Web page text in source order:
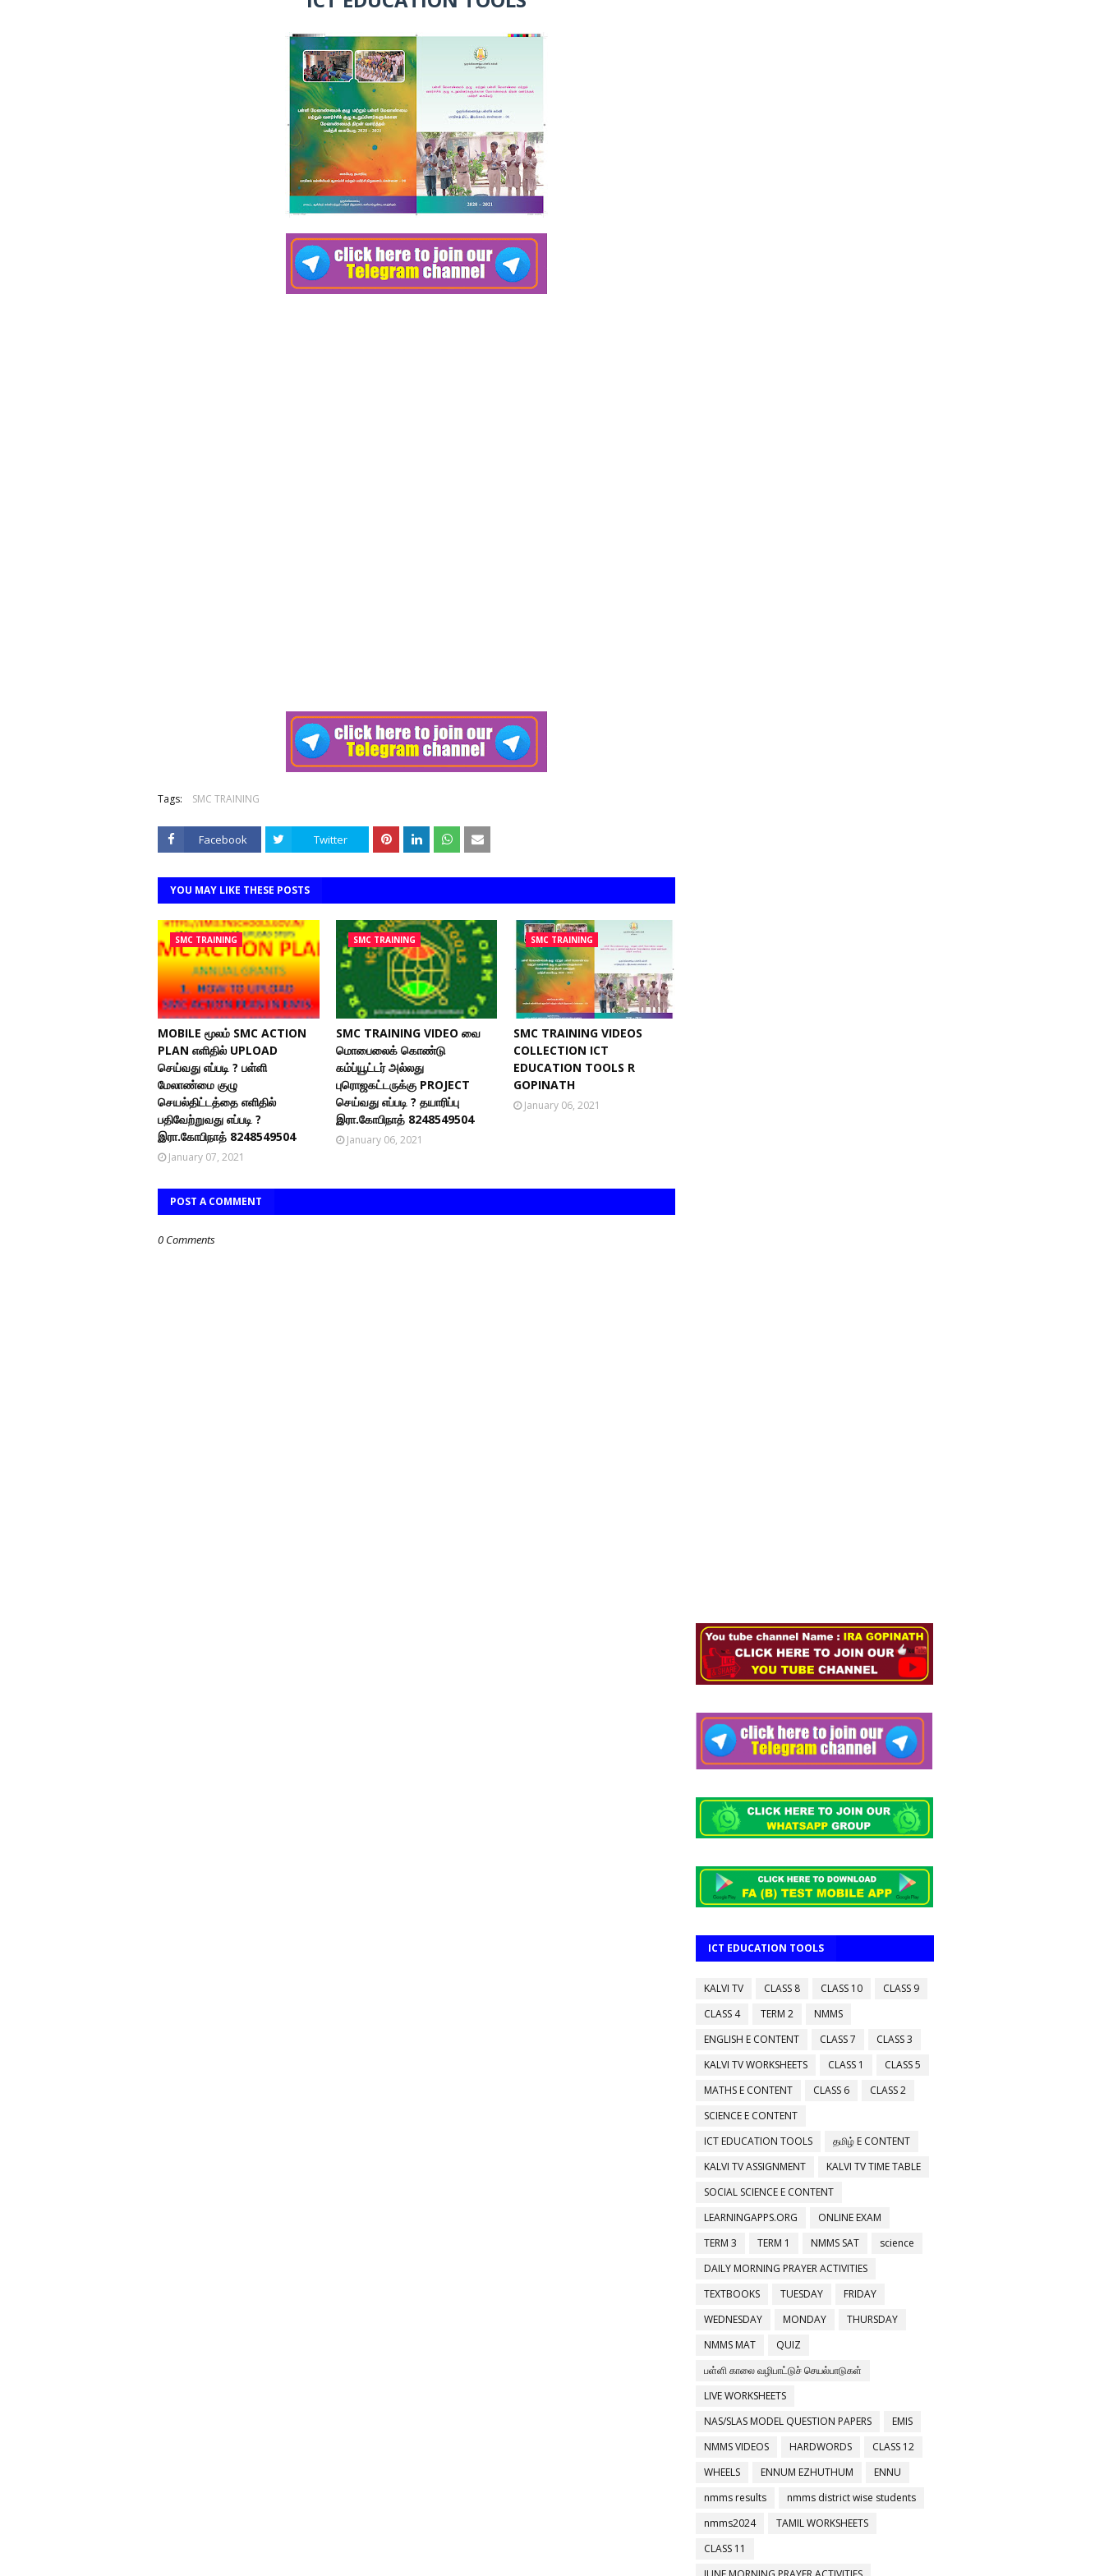
Tags: SMC TRAINING
Facebook Twitter
YOU MAY LIKE THESE POSTS
SMC TRAINING
MOBILE மூலம் SMC ACTION
PLAN எளிதில் UPLOAD
செய்வது எப்படி ? பள்ளி
மேலாண்மை குழு
செயல்திட்டத்தை எளிதில்
பதிவேற்றுவது எப்படி ?
இரா.கோபிநாத் 8248549504
January 07, 2021
SMC TRAINING
SMC TRAINING VIDEO வை
மொபைலைக் கொண்டு
கம்ப்யூட்டர் அல்லது
புரொஜகட்டருக்கு PROJECT
செய்வது எப்படி ? தயாரிப்பு
இரா.கோபிநாத் 8248549504
January 06, 2021
SMC TRAINING
SMC TRAINING VIDEOS
COLLECTION ICT
EDUCATION TOOLS R
GOPINATH
January 06, 2021
POST A COMMENT
0 Comments
ICT EDUCATION TOOLS
KALVI TV CLASS 8 CLASS 10
CLASS 9
CLASS 4
TERM 2
NMMS
ENGLISH E CONTENT
CLASS 7
CLASS 3
KALVI TV WORKSHEETS
CLASS 1
CLASS 5
MATHS E CONTENT
CLASS 6
CLASS 2
SCIENCE E CONTENT
ICT EDUCATION TOOLS
தமிழ் E CONTENT
KALVI TV ASSIGNMENT
KALVI TV TIME TABLE
SOCIAL SCIENCE E CONTENT
LEARNINGAPPS.ORG
ONLINE EXAM
TERM 3
TERM 1 NMMS SAT
science
DAILY MORNING PRAYER ACTIVITIES
TEXTBOOKS
TUESDAY
FRIDAY
WEDNESDAY
MONDAY
THURSDAY
NMMS MAT
QUIZ
பள்ளி காலை வழிபாட்டுச் செயல்பாடுகள்
LIVE WORKSHEETS
NAS/SLAS MODEL QUESTION PAPERS
EMIS
NMMS VIDEOS
HARDWORDS
CLASS 12
WHEELS
ENNUM EZHUTHUM
ENNU
nmms results
nmms district wise students
nmms2024
TAMIL WORKSHEETS
CLASS 11